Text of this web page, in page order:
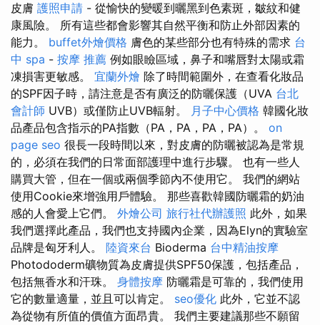
皮膚 護照申請 - 從愉快的變暖到曬黑到色素斑，皺紋和健
康風險。 所有這些都會影響其自然平衡和防止外部因素的
能力。 buffet外燴價格 膚色的某些部分也有特殊的需求 台
中 spa - 按摩 推薦 例如眼瞼區域，鼻子和嘴唇對太陽或霜
凍損害更敏感。 宜蘭外燴 除了時間範圍外，在查看化妝品
的SPF因子時，請注意是否有廣泛的防曬保護（UVA 台北
會計師 UVB）或僅防止UVB輻射。 月子中心價格 韓國化妝
品產品包含指示的PA指數（PA，PA，PA，PA）。 on
page seo 很長一段時間以來，對皮膚的防曬被認為是常規
的，必須在我們的日常面部護理中進行步驟。 也有一些人
購買大管，但在一個或兩個季節內不使用它。 我們的網站
使用Cookie來增強用戶體驗。 那些喜歡韓國防曬霜的奶油
感的人會愛上它們。 外燴公司 旅行社代辦護照 此外，如果
我們選擇此產品，我們也支持國內企業，因為Elyn的實驗室
品牌是匈牙利人。 陸資來台 Bioderma 台中精油按摩
Photododerm礦物質為皮膚提供SPF50保護，包括產品，
包括無香水和汗珠。 身體按摩 防曬霜是可靠的，我們使用
它的數量適量，並且可以肯定。 seo優化 此外，它並不認
為從物有所值的價值方面昂貴。 我們主要建議那些不願留